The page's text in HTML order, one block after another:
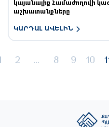
կայանալիք Համաժողովի
աշխատանքները
ԿԱՐԴԱԼ ԱՎԵԼԻՆ
2 ... 8 9 10